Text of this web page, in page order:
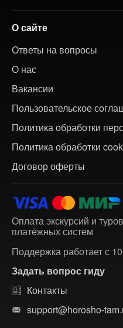
О сайте
Ответы на вопросы
О нас
Вакансии
Пользовательское
Политика обработки
Политика обработки
Договор оферты
Оплата экскурсий и
платёжных систем
Поддержка работает с
Задать вопрос гиду
Контакты
support@horosho-